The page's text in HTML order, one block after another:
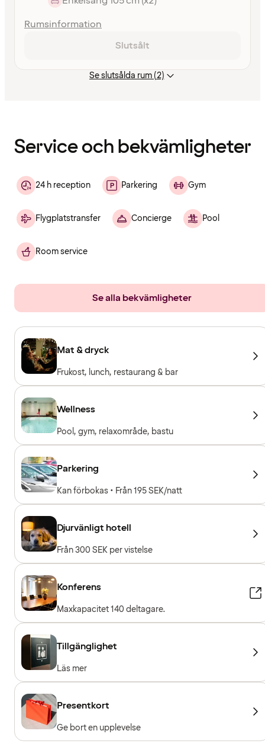
Rumsinformation
Slutsålt
Se slutsålda rum (2)
Service och bekvämligheter
24 h reception Parkering Gym
Flygplatstransfer Concierge Pool
Room service
Se alla bekvämligheter
Mat & dryck
Frukost, lunch, restaurang & bar
Wellness
Pool, gym, relaxområde, bastu
Parkering
Kan förbokas • Från 195 SEK/natt
Djurvänligt hotell
Från 300 SEK per vistelse
Konferens
Maxkapacitet 140 deltagare.
Tillgänglighet
Läs mer
Presentkort
Ge bort en upplevelse